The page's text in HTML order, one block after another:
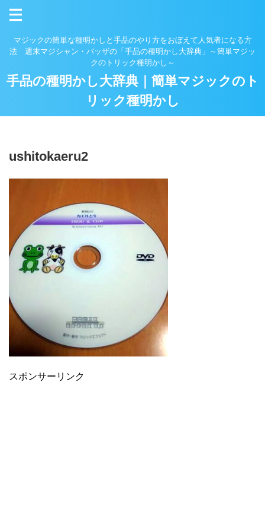
マジックの簡単な種明かしと手品のやり方をおぼえて人気者になる方
法 週末マジシャン・バッザの「手品の種明かし大辞典」～簡単マジッ
クのトリック種明かし～
手品の種明かし大辞典｜簡単マジックのト
リック種明かし
ushitokaeru2
スポンサーリンク